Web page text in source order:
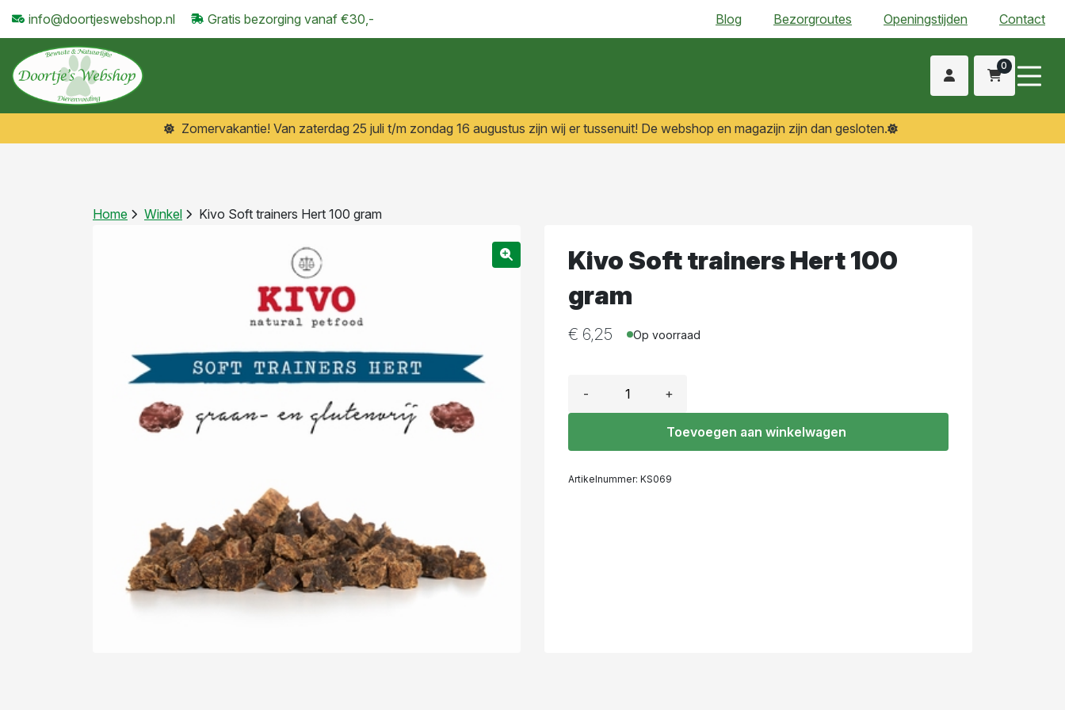
info@doortjeswebshop.nl Gratis bezorging vanaf €30,- Blog Bezorgroutes Openingstijden Contact
0
Zomervakantie! Van zaterdag 25 juli t/m zondag 16 augustus zijn wij er tussenuit! De webshop en magazijn zijn dan gesloten.
Home Winkel Kivo Soft trainers Hert 100 gram
Kivo Soft trainers Hert 100
gram
€ 6,25 Op voorraad
- +
Toevoegen aan winkelwagen
Artikelnummer: KS069